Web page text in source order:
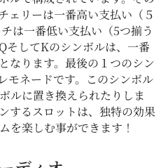
ェリーは一番高い支払い（５
は一番低い支払い（5つ揃う
そしてKのシンボルは、一番
なります。最後の１つのシン
モネードです。このシンボル
ルに置き換えられたりしま
するスロットは、独特の効果
を楽しむ事ができます！